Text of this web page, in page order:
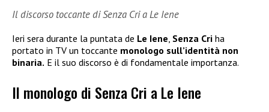
Il discorso toccante di Senza Cri a Le Iene
Ieri sera durante la puntata de Le Iene Senza Cri ha
portato in TV un toccante monologo sull’identità non
binaria. E il suo discorso è di fondamentale importanza.
Il monologo di Senza Cri a Le Iene